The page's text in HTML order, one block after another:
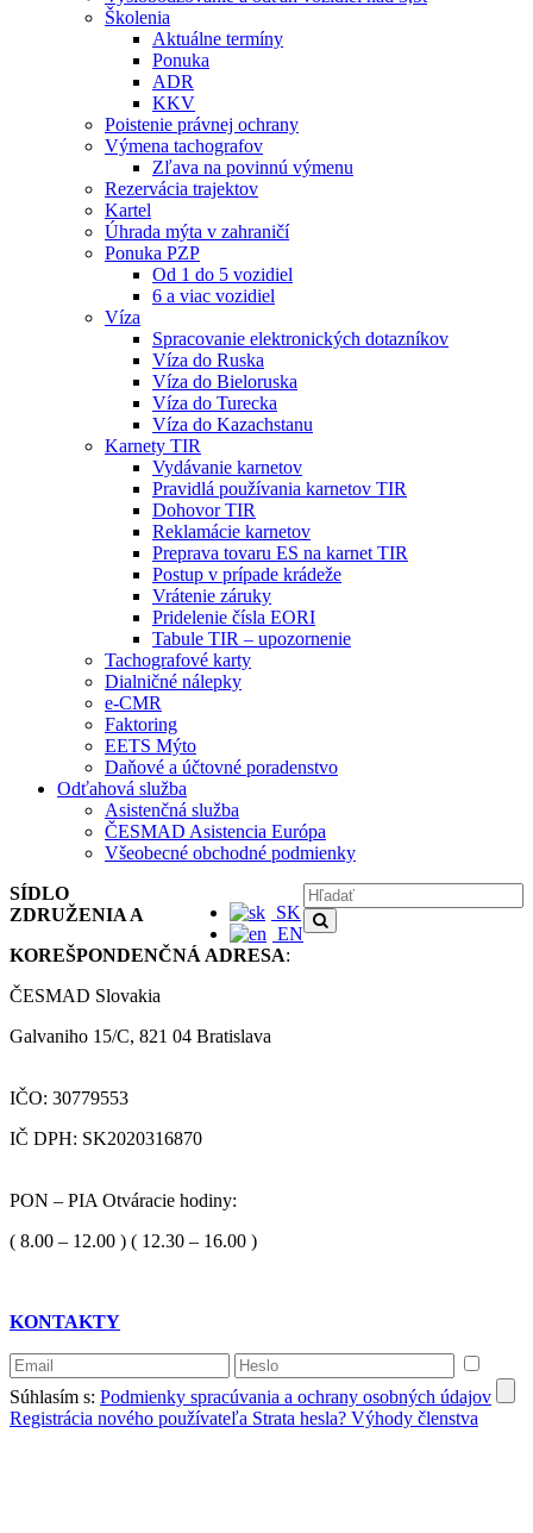
Školenia
Aktuálne termíny
Ponuka
ADR
KKV
Poistenie právnej ochrany
Výmena tachografov
Zľava na povinnú výmenu
Rezervácia trajektov
Kartel
Úhrada mýta v zahraničí
Ponuka PZP
Od 1 do 5 vozidiel
6 a viac vozidiel
Víza
Spracovanie elektronických dotazníkov
Víza do Ruska
Víza do Bieloruska
Víza do Turecka
Víza do Kazachstanu
Karnety TIR
Vydávanie karnetov
Pravidlá používania karnetov TIR
Dohovor TIR
Reklamácie karnetov
Preprava tovaru ES na karnet TIR
Postup v prípade krádeže
Vrátenie záruky
Pridelenie čísla EORI
Tabule TIR – upozornenie
Tachografové karty
Dialničné nálepky
e-CMR
Faktoring
EETS Mýto
Daňové a účtovné poradenstvo
Odťahová služba
Asistenčná služba
ČESMAD Asistencia Európa
Všeobecné obchodné podmienky
SK
EN
SÍDLO
ZDRUŽENIA A
KOREŠPONDENČNÁ ADRESA:
ČESMAD Slovakia
Galvaniho 15/C, 821 04 Bratislava
IČO: 30779553
IČ DPH: SK2020316870
PON – PIA Otváracie hodiny:
( 8.00 – 12.00 ) ( 12.30 – 16.00 )
KONTAKTY
Súhlasím s: Podmienky spracúvania a ochrany osobných údajov
Registrácia nového používateľa Strata hesla? Výhody členstva